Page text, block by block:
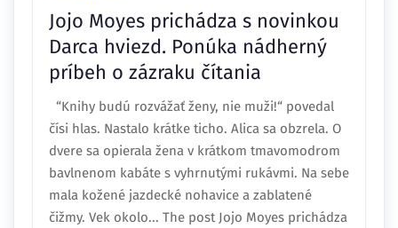
Jojo Moyes prichádza s novinkou
Darca hviezd. Ponúka nádherný
príbeh o zázraku čítania
“Knihy budú rozvážať ženy, nie muži!“ povedal
čísi hlas. Nastalo krátke ticho. Alica sa obzrela. O
dvere sa opierala žena v krátkom tmavomodrom
bavlnenom kabáte s vyhrnutými rukávmi. Na sebe
mala kožené jazdecké nohavice a zablatené
čižmy. Vek okolo... The post Jojo Moyes prichádza